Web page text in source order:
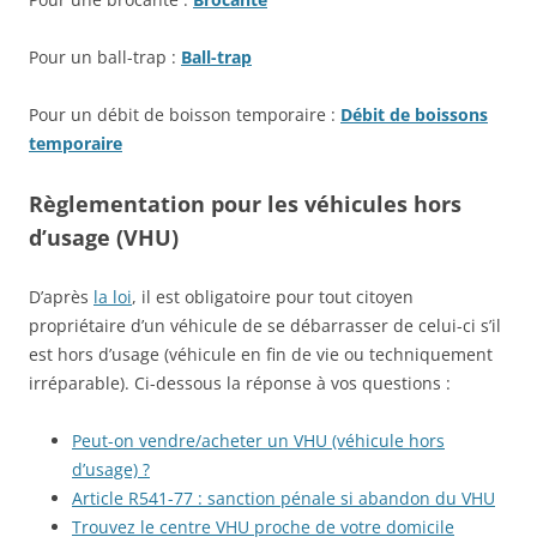
Pour un ball-trap : Ball-trap
Pour un débit de boisson temporaire : Débit de boissons
temporaire
Règlementation pour les véhicules hors
d’usage (VHU)
D’après la loi, il est obligatoire pour tout citoyen
propriétaire d’un véhicule de se débarrasser de celui-ci s’il
est hors d’usage (véhicule en fin de vie ou techniquement
irréparable). Ci-dessous la réponse à vos questions :
Peut-on vendre/acheter un VHU (véhicule hors
d’usage) ?
Article R541-77 : sanction pénale si abandon du VHU
Trouvez le centre VHU proche de votre domicile